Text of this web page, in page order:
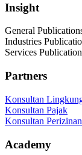
Insight
General
Industries
Services
Partners
Konsultan
Konsultan Pajak
Konsultan Perizinan
Academy